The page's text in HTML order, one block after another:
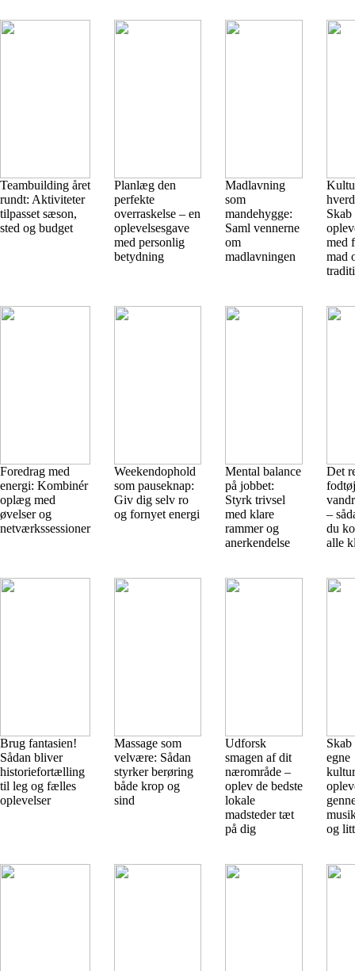
Teambuilding året
rundt: Aktiviteter
tilpasset sæson,
sted og budget
Planlæg den
perfekte
overraskelse – en
oplevelsesgave
med personlig
betydning
Madlavning
som
mandehygge:
Saml vennerne
om
madlavningen
Skab
med
mad
Foredrag med
energi: Kombinér
oplæg med
øvelser og
netværkssessioner
Weekendophold
som pauseknap:
Giv dig selv ro
og fornyet energi
Mental balance
på jobbet:
Styrk trivsel
med klare
rammer og
anerkendelse
Det
–
du
alle
Brug fantasien!
Sådan bliver
historiefortælling
til leg og fælles
oplevelser
Massage som
velvære: Sådan
styrker berøring
både krop og
sind
Udforsk
smagen af dit
nærområde –
oplev de bedste
lokale
madsteder tæt
på dig
Skab
egne
og